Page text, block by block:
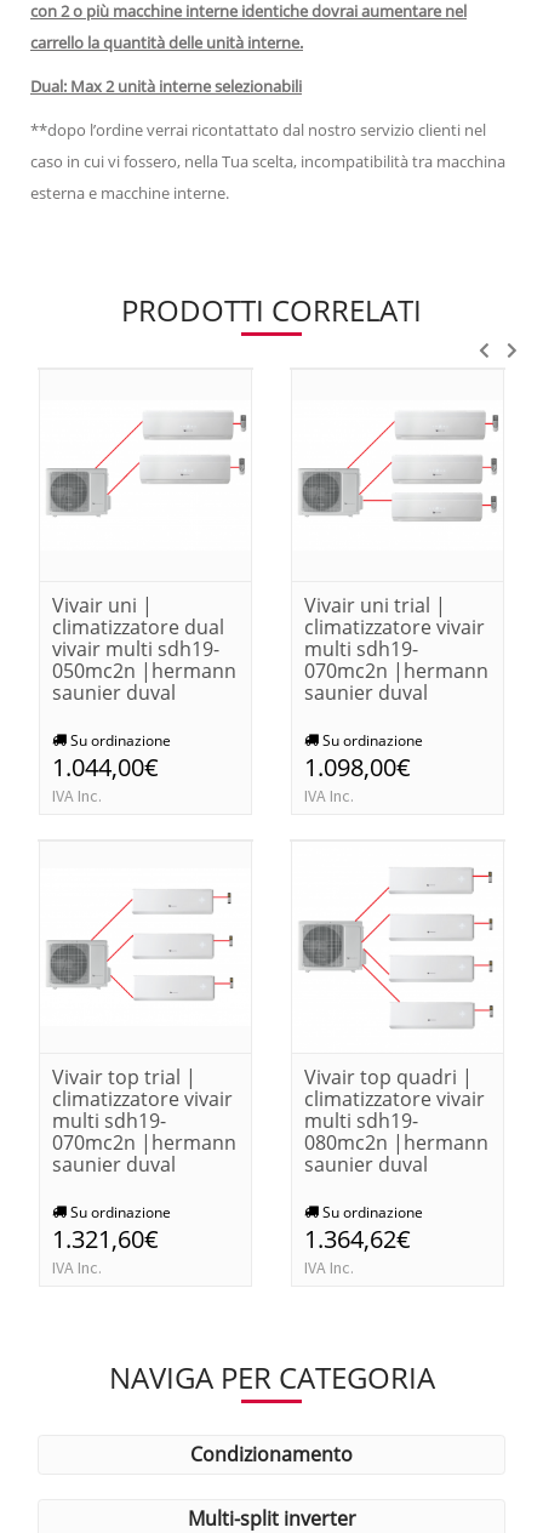
con 2 o più macchine interne identiche dovrai aumentare nel
carrello la quantità delle unità interne.
Dual: Max 2 unità interne selezionabili
**dopo l’ordine verrai ricontattato dal nostro servizio clienti nel
caso in cui vi fossero, nella Tua scelta, incompatibilità tra macchina
esterna e macchine interne.
PRODOTTI CORRELATI
Vivair uni |
climatizzatore dual
vivair multi sdh19-
050mc2n |hermann
saunier duval
Su ordinazione
1.044,00€
IVA Inc.
Vivair uni trial |
climatizzatore vivair
multi sdh19-
070mc2n |hermann
saunier duval
Su ordinazione
1.098,00€
IVA Inc.
Vivair top trial |
climatizzatore vivair
multi sdh19-
070mc2n |hermann
saunier duval
Su ordinazione
1.321,60€
IVA Inc.
Vivair top quadri |
climatizzatore vivair
multi sdh19-
080mc2n |hermann
saunier duval
Su ordinazione
1.364,62€
IVA Inc.
NAVIGA PER CATEGORIA
condizionamento
multi-split inverter